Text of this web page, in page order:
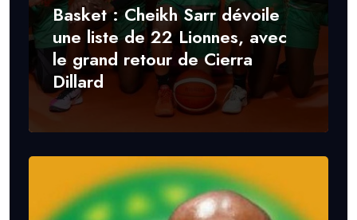
Basket : Cheikh Sarr dévoile
une liste de 22 Lionnes, avec
le grand retour de Cierra
Dillard